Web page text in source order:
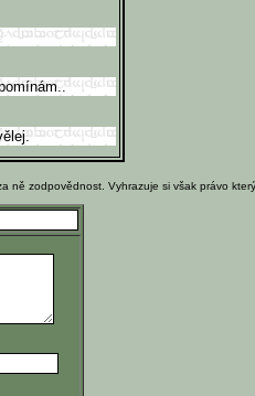
zodpovědnost. Vyhrazuje si však právo